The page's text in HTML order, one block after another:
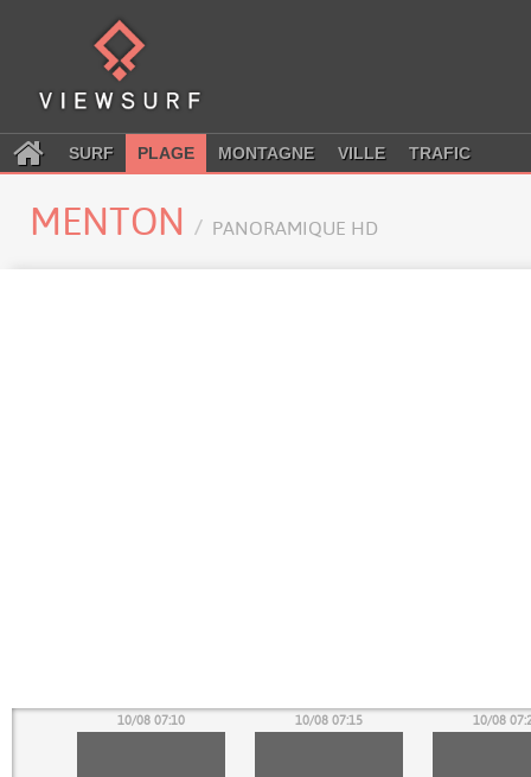
SURF PLAGE MONTAGNE VILLE TRAFIC
MENTON PANORAMIQUE HD
10/08 07:10 10/08 07:15 10/08